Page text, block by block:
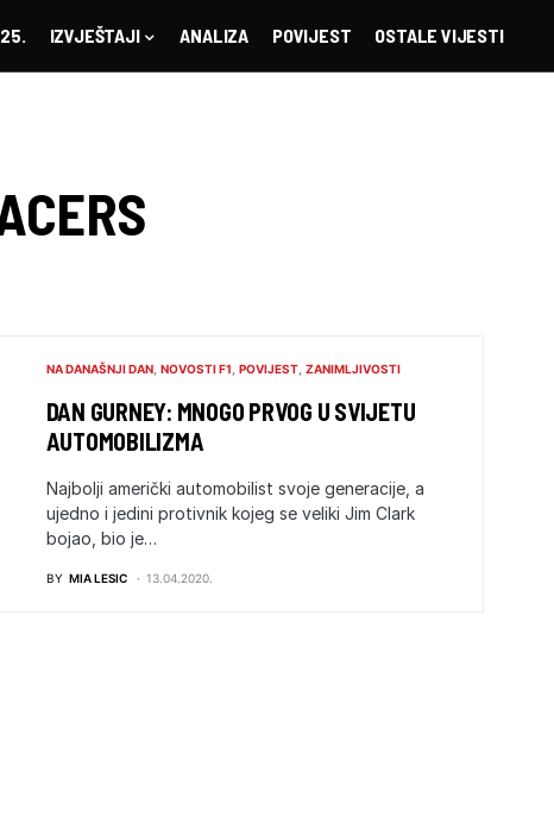
IZVJEŠTAJI ANALIZA POVIJEST OSTALE VIJESTI
NA DANAŠNJI DAN NOVOSTI F1 POVIJEST ZANIMLJIVOSTI
DAN GURNEY: MNOGO PRVOG U SVIJETU
AUTOMOBILIZMA
Najbolji američki automobilist svoje generacije, a
ujedno i jedini protivnik kojeg se veliki Jim Clark
bojao, bio je…
BY MIA LESIC 13.04.2020.